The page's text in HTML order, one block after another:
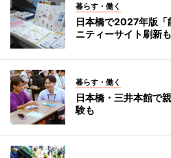
暮らす・働く
日本橋で2027年版
ニティーサイト刷新も
暮らす・働く
日本橋・三井本館で
験も